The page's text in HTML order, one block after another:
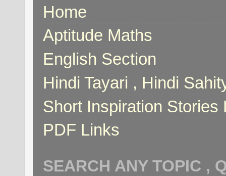
Home
Aptitude Maths
English Section
Hindi Tayari , Hindi
Short Inspiration Stories
PDF Links
SEARCH ANY TOPIC ,